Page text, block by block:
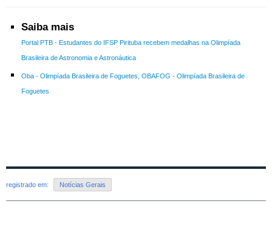
Saiba mais
Portal PTB - Estudantes do IFSP Pirituba recebem medalhas na Olimpíada
Brasileira de Astronomia e Astronáutica
Oba - Olimpíada Brasileira de Foguetes, OBAFOG - Olimpíada Brasileira de
Foguetes
registrado em: Notícias Gerais